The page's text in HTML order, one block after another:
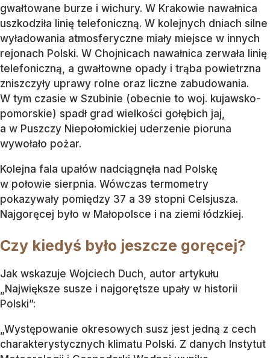
gwałtowane burze i wichury. W Krakowie nawałnica
uszkodziła linię telefoniczną. W kolejnych dniach silne
wyładowania atmosferyczne miały miejsce w innych
rejonach Polski. W Chojnicach nawałnica zerwała linię
telefoniczną, a gwałtowne opady i trąba powietrzna
zniszczyły uprawy rolne oraz liczne zabudowania.
W tym czasie w Szubinie (obecnie to woj. kujawsko-
pomorskie) spadł grad wielkości gołębich jaj,
a w Puszczy Niepołomickiej uderzenie pioruna
wywołało pożar.
Kolejna fala upałów nadciągnęła nad Polskę
w połowie sierpnia. Wówczas termometry
pokazywały pomiędzy 37 a 39 stopni Celsjusza.
Najgoręcej było w Małopolsce i na ziemi łódzkiej.
Czy kiedyś było jeszcze goręcej?
Jak wskazuje Wojciech Duch, autor artykułu
„Największe susze i najgorętsze upały w historii
Polski”:
„Występowanie okresowych susz jest jedną z cech
charakterystycznych klimatu Polski. Z danych Instytut